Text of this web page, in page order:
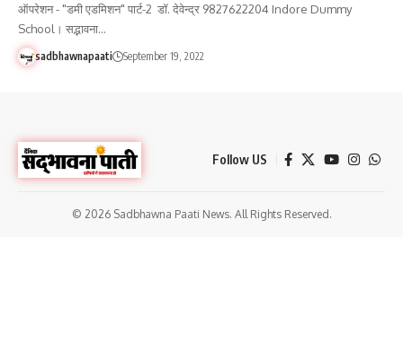
ऑपरेशन - "डमी एडमिशन" पार्ट-2 डॉ. देवेन्द्र 9827622204 Indore Dummy
School। सद्भावना…
sadbhawnapaati September 19, 2022
Follow US
© 2026 Sadbhawna Paati News. All Rights Reserved.